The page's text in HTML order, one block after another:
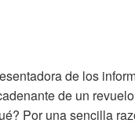
de los
de un
Por una sencilla